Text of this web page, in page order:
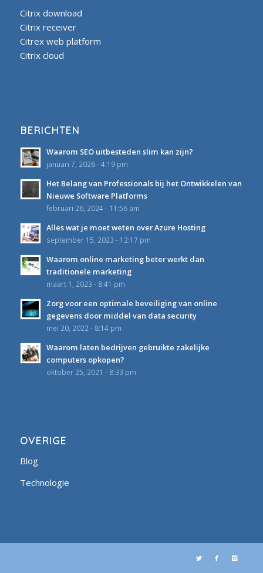
Citrix download
Citrix receiver
Citrex web platform
Citrix cloud
BERICHTEN
Waarom SEO uitbesteden slim kan zijn?
januari 7, 2026 - 4:19 pm
Het Belang van Professionals bij het Ontwikkelen van
Nieuwe Software Platforms
februari 26, 2024 - 11:56 am
Alles wat je moet weten over Azure Hosting
september 15, 2023 - 12:17 pm
Waarom online marketing beter werkt dan
traditionele marketing
maart 1, 2023 - 8:41 pm
Zorg voor een optimale beveiliging van online
gegevens door middel van data security
mei 20, 2022 - 8:14 pm
Waarom laten bedrijven gebruikte zakelijke
computers opkopen?
oktober 25, 2021 - 8:33 pm
OVERIGE
Blog
Technologie